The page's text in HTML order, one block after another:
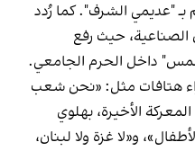
بـ "عديمي الشرف". كما رُدد
حيث رفع
داخل الحرم الجامعي.
هتافات مثل: «نحن شعب
الأخيرة، بهلوي
و«لا غزة ولا لبنان،